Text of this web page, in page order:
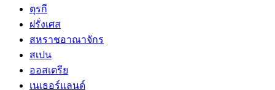
ตุรกี
ฝรั่งเศส
สหราชอาณาจักร
สเปน
ออสเตรีย
เนเธอร์แลนด์